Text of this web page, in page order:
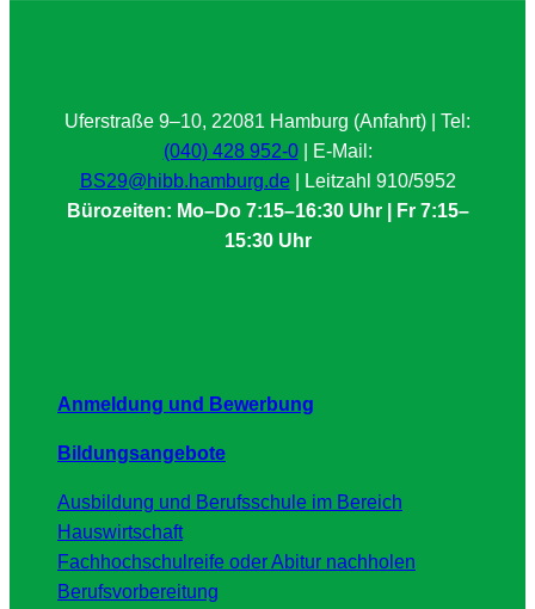
Uferstraße 9–10, 22081 Hamburg (Anfahrt) | Tel:
(040) 428 952-0| E-Mail:
BS29@hibb.hamburg.de| Leitzahl 910/5952
Bürozeiten: Mo–Do 7:15–16:30 Uhr | Fr 7:15–
15:30 Uhr
Anmeldung und Bewerbung
Bildungsangebote
Ausbildung und Berufsschule im Bereich
Hauswirtschaft
Fachhochschulreife oder Abitur nachholen
Berufsvorbereitung